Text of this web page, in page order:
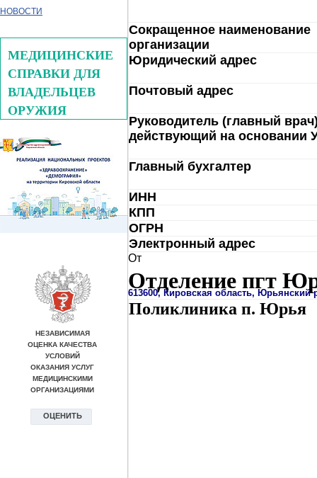
НОВОСТИ
МЕДИЦИНСКИЕ
СПРАВКИ ДЛЯ
ВЛАДЕЛЬЦЕВ
ОРУЖИЯ
Сокращенное наименование
организации
Юридический адрес
Почтовый адрес
Руководитель (главный
действующий на основании
Главный бухгалтер
ИНН
КПП
ОГРН
Электронный адрес
От
Отделение пгт
613600, Кировская область,
Поликлиника п. Юрья